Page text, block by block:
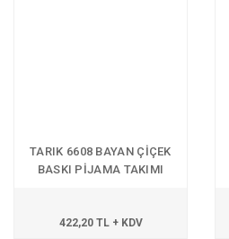
TARIK 6608 BAYAN ÇİÇEK
BASKI PİJAMA TAKIMI
422,20 TL + KDV